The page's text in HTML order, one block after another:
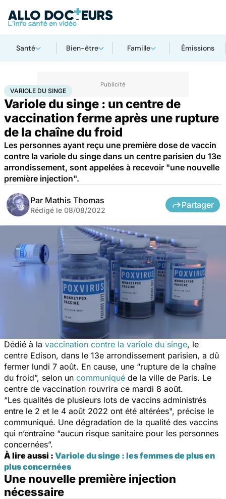
Santé Bien-être Famille Émissions
AccueilSanté MaladiesMaladies infectieuses
VARIOLE DU SINGE
Variole du singe : un centre de
vaccination ferme après une rupture
de la chaîne du froid
Les personnes ayant reçu une première dose de vaccin
contre la variole du singe dans un centre parisien du 13e
arrondissement, sont appelées à recevoir "une nouvelle
première injection".
Par Mathis Thomas
Rédigé le 08/08/2022
Partager
Dédié à la vaccination contre la variole du singe, le
centre Edison, dans le 13e arrondissement parisien, a dû
fermer lundi 7 août. En cause, une “rupture de la chaîne
du froid”, selon un communiqué de la ville de Paris. Le
centre de vaccination rouvrira ce mardi 8 août.
“Les qualités de plusieurs lots de vaccins administrés
entre le 2 et le 4 août 2022 ont été altérées", précise le
communiqué. Une dégradation de la qualité des vaccins
qui n’entraîne “aucun risque sanitaire pour les personnes
concernées”.
À lire aussi : Variole du singe : les femmes de plus en
plus concernées
Une nouvelle première injection
nécessaire